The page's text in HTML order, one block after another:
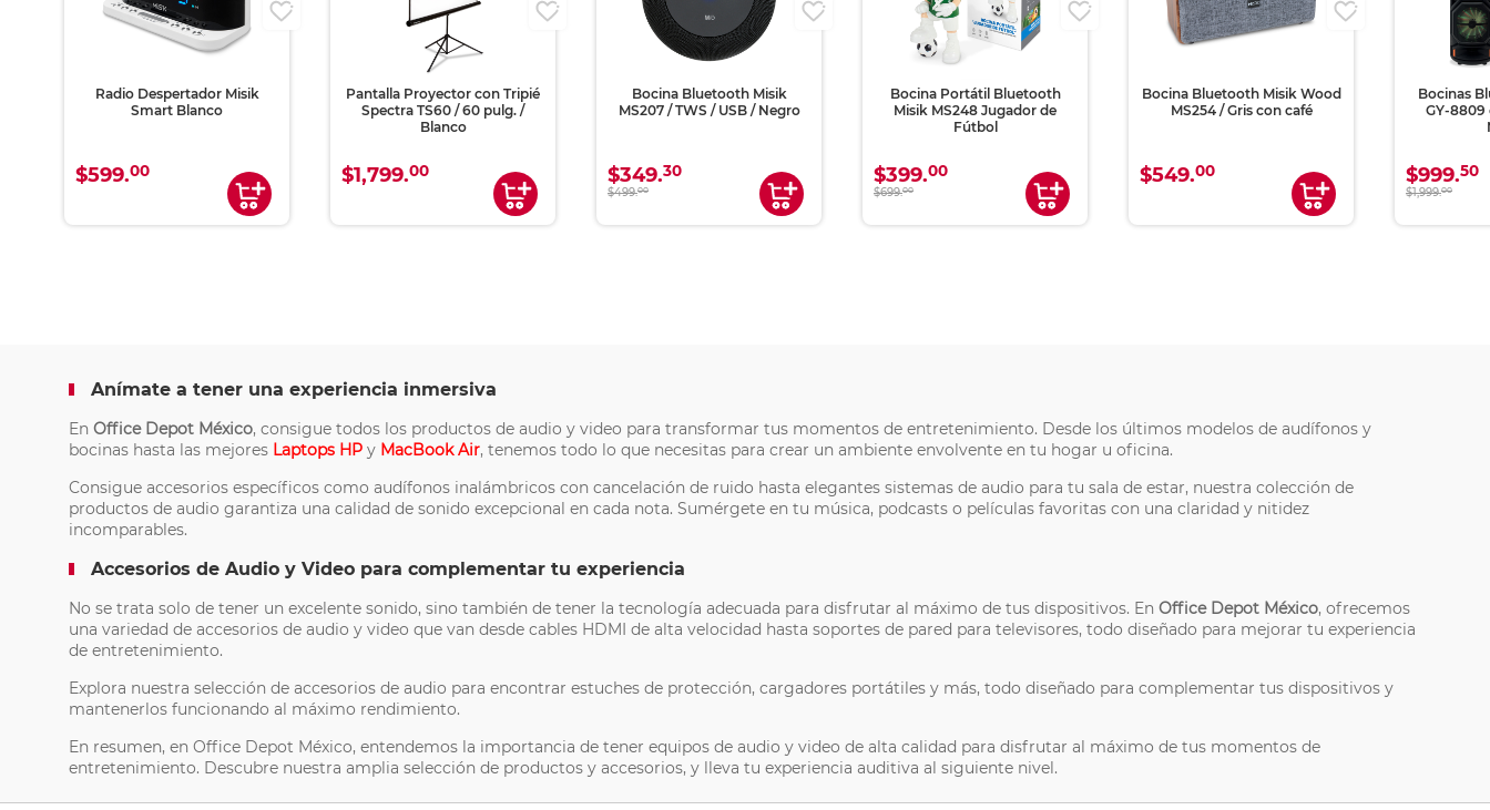
Pantalla Proyector con Tripié
Spectra TS60 / 60 pulg. /
$1,799.00
Bocina Bluetooth Misik
MS207 / TWS / USB / Negro
$349.30
Bocina Portátil Bluetooth
Misik MS248 Jugador de
$399.00
$699.00
Bocina Bluetooth Misik Wood
MS254 / Gris con café
$549.00
Bocinas Bluetooth Spectra
GY-8809 con Luces RGB
$999.50
Samsung
$1,799.
Anímate a tener una experiencia inmersiva
En Office Depot México, consigue todos los productos de audio y video para transformar tus momentos de entretenimiento. Desde los últimos modelos de audífonos y
bocinas hasta las mejores Laptops HP y MacBook Air, tenemos todo lo que necesitas para crear un ambiente envolvente en tu hogar u oficina.
Consigue accesorios específicos como audífonos inalámbricos con cancelación de ruido hasta elegantes sistemas de audio para tu sala de estar, nuestra colección de
productos de audio garantiza una calidad de sonido excepcional en cada nota. Sumérgete en tu música, podcasts o películas favoritas con una claridad y nitidez
incomparables.
Accesorios de Audio y Video para complementar tu experiencia
No se trata solo de tener un excelente sonido, sino también de tener la tecnología adecuada para disfrutar al máximo de tus dispositivos. En Office Depot México, ofrecemos
una variedad de accesorios de audio y video que van desde cables HDMI de alta velocidad hasta soportes de pared para televisores, todo diseñado para mejorar tu experiencia
de entretenimiento.
Explora nuestra selección de accesorios de audio para encontrar estuches de protección, cargadores portátiles y más, todo diseñado para complementar tus dispositivos y
mantenerlos funcionando al máximo rendimiento.
En resumen, en Office Depot México, entendemos la importancia de tener equipos de audio y video de alta calidad para disfrutar al máximo de tus momentos de
entretenimiento. Descubre nuestra amplia selección de productos y accesorios, y lleva tu experiencia auditiva al siguiente nivel.